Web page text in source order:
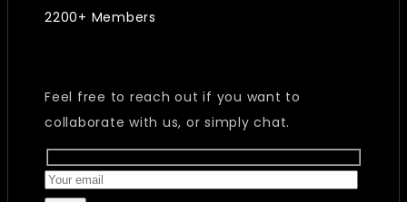
2200+ Members
Feel free to reach out if you want to
collaborate with us, or simply chat.